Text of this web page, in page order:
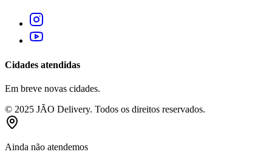
Cidades atendidas
Em breve novas cidades.
© 2025 JÃO Delivery. Todos os direitos reservados.
Ainda não atendemos